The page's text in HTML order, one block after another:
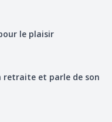
le plaisir
retraite et parle de son